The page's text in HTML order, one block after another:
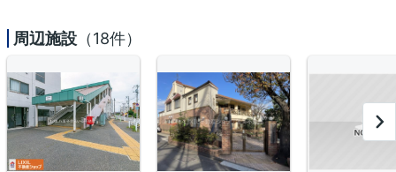
周辺施設 （18件）